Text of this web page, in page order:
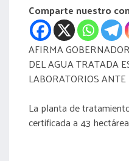
Comparte nuestro
AFIRMA
DEL AGUA TRATADA
LABORATORIOS
La planta de
certificada a 43